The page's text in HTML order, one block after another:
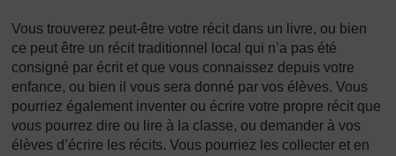
Vous trouverez peut-être votre récit dans un livre, ou bien
ce peut être un récit traditionnel local qui n’a pas été
consigné par écrit et que vous connaissez depuis votre
enfance, ou bien il vous sera donné par vos élèves. Vous
pourriez également inventer ou écrire votre propre récit que
vous pourrez dire ou lire à la classe, ou demander à vos
élèves d’écrire les récits. Vous pourriez les collecter et en